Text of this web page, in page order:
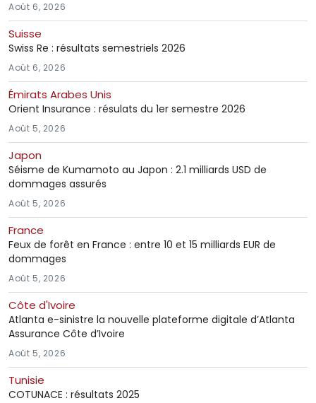
Août 6, 2026
Suisse
Swiss Re : résultats semestriels 2026
Août 6, 2026
Émirats Arabes Unis
Orient Insurance : résulats du 1er semestre 2026
Août 5, 2026
Japon
Séisme de Kumamoto au Japon : 2.1 milliards USD de
dommages assurés
Août 5, 2026
France
Feux de forêt en France : entre 10 et 15 milliards EUR de
dommages
Août 5, 2026
Côte d'Ivoire
Atlanta e-sinistre la nouvelle plateforme digitale d’Atlanta
Assurance Côte d’Ivoire
Août 5, 2026
Tunisie
COTUNACE : résultats 2025